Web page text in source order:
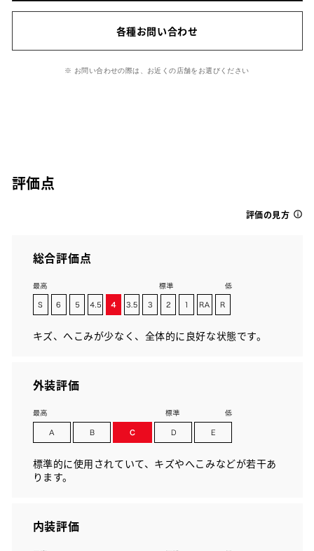
各種お問い合わせ
※ お問い合わせの際は、お近くの店舗をお選びください
評価点
評価の見方
総合評価点
キズ、へこみが少なく、全体的に良好な状態です。
外装評価
標準的に使用されていて、キズやへこみなどが若干あ
ります。
内装評価